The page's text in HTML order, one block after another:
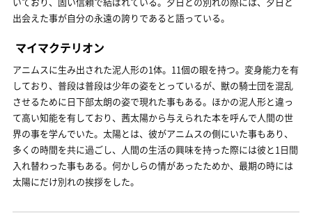
出会えた事が自分の永遠の誇りであると語っている。
マイマクテリオン
アニムスに生み出された泥人形の1体。11個の眼を持つ。変身能力を有
しており、普段は普段は少年の姿をとっているが、獣の騎士団を混乱
させるために日下部太朗の姿で現れた事もある。ほかの泥人形と違っ
て高い知能を有しており、茜太陽から与えられた本を呼んで人間の世
界の事を学んでいた。太陽とは、彼がアニムスの側にいた事もあり、
多くの時間を共に過ごし、人間の生活の興味を持った際には彼と1日間
入れ替わった事もある。何かしらの情があったためか、最期の時には
太陽にだけ別れの挨拶をした。